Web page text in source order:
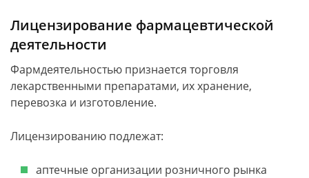
Лицензирование фармацевтической
деятельности
Фармдеятельностью признается торговля
лекарственными препаратами, их хранение,
перевозка и изготовление.
Лицензированию подлежат:
аптечные организации розничного рынка